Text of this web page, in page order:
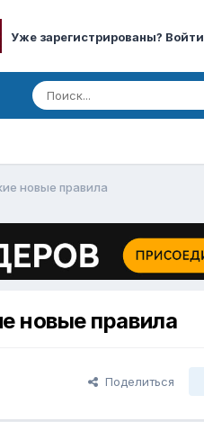
Уже зарегистрированы? Войти
новые правила
новые правила
Поделиться